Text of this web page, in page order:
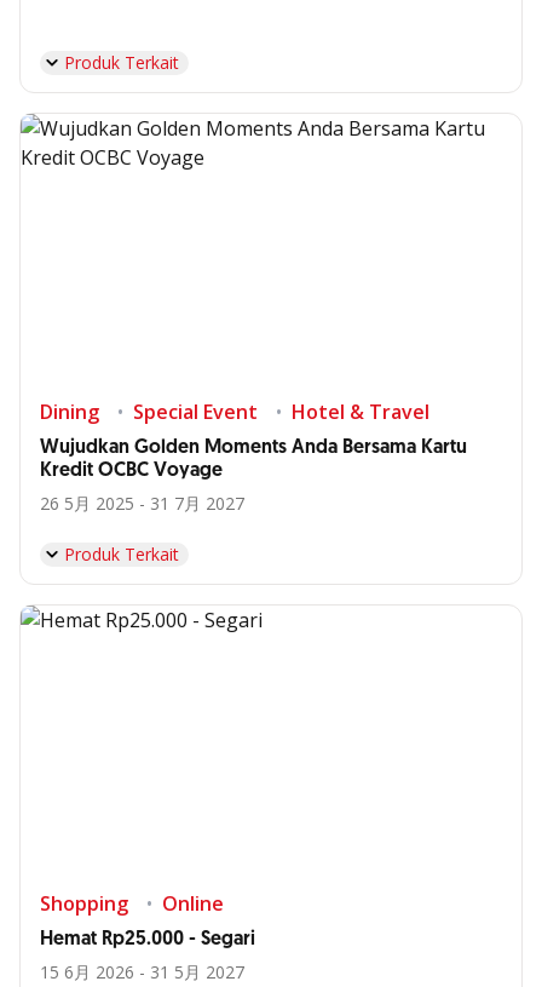
Produk Terkait
Dining Special Event Hotel & Travel
Wujudkan Golden Moments Anda Bersama Kartu
Kredit OCBC Voyage
26 5月 2025 - 31 7月 2027
Produk Terkait
Shopping Online
Hemat Rp25.000 - Segari
15 6月 2026 - 31 5月 2027